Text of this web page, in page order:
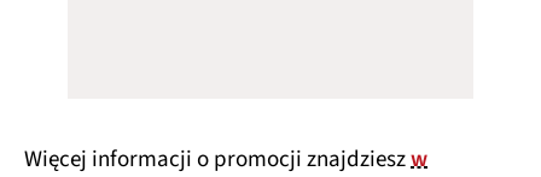
Więcej informacji o promocji znajdzieszw